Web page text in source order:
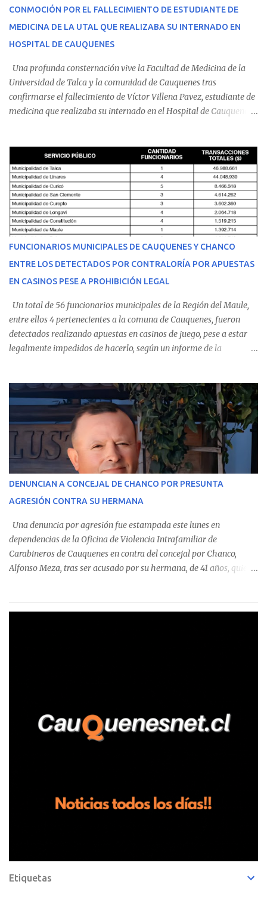
CONMOCIÓN POR EL FALLECIMIENTO DE ESTUDIANTE DE
MEDICINA DE LA UTAL QUE REALIZABA SU INTERNADO EN
HOSPITAL DE CAUQUENES
Una profunda consternación vive la Facultad de Medicina de la
Universidad de Talca y la comunidad de Cauquenes tras
confirmarse el fallecimiento de Víctor Villena Pavez, estudiante de
medicina que realizaba su internado en el Hospital de Cauquenes.
malestares físicos. Dada la complejidad de su estado de salud, el
equipo médico determinó su traslado de urgencia al Hospital
Regional de Talca y dado la urgencia la ambulancia partió hacia
Talca con escolta de Carabineros. En medio del traslado, el
estudiante de medicina de 25 años, se agravó y pese a los esfuerzos
del personal de emergencia terminó falleciendo, sin alcanzar a
recibir atención especializada en el centro de destino. Apenas se
conoció la gravedad de su condición, sus padres —residentes en
Villarrica— se trasladaron a Cauquenes con la esperanza de una
evolución favorable. No obstante, alrededo...
FUNCIONARIOS MUNICIPALES DE CAUQUENES Y CHANCO
ENTRE LOS DETECTADOS POR CONTRALORÍA POR APUESTAS
EN CASINOS PESE A PROHIBICIÓN LEGAL
Un total de 56 funcionarios municipales de la Región del Maule,
entre ellos 4 pertenecientes a la comuna de Cauquenes, fueron
detectados realizando apuestas en casinos de juego, pese a estar
legalmente impedidos de hacerlo, según un informe de la
estableció que estos funcionarios —quienes administran o
custodian fondos públicos— efectuaron transacciones por un
monto total de $116.075.918 entre enero de 2024 y junio de 2025.
En el detalle regional, se indica que en la comuna de Cauquenes se
identificó a cuatro funcionarios involucrados en este tipo de
operaciones. Asimismo, se precisa que uno de los casos
corresponde a un funcionario de la Municipalidad de Chanco,
detectaron incumplimientos a la normativa vigente. El informe
precisa que la mayor cantidad de dinero apostado se registró en
Talca, donde...
DENUNCIAN A CONCEJAL DE CHANCO POR PRESUNTA
AGRESIÓN CONTRA SU HERMANA
Una denuncia por agresión fue estampada este lunes en
dependencias de la Oficina de Violencia Intrafamiliar de
Carabineros de Cauquenes en contra del concejal por Chanco,
Alfonso Meza, tras ser acusado por su hermana, de 41 años, quien
relató que los hechos ocurrieron cerca de las 11:30 horas en el
trabajadores, el edil descendió del vehículo y, en medio de la
confrontación, la habría tomado de los hombros, empujado al
suelo y agredido con golpes de pies y manos, mientr...
Etiquetas